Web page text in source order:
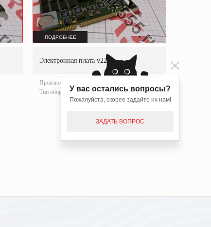
ПОДРОБНЕЕ
Электронная плата v22
Производитель:
Тип оборудования:Электронные платы
У вас остались вопросы?
Пожалуйста, скорее задайте их нам!
ЗАДАТЬ ВОПРОС